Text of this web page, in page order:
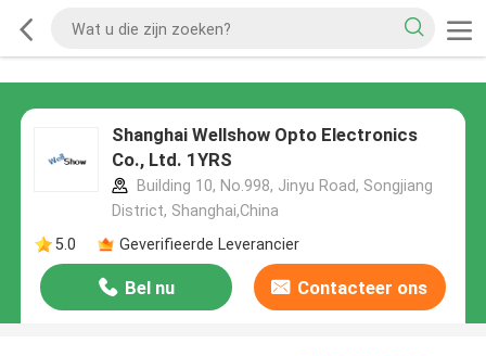
Shanghai Wellshow Opto Electronics
Co., Ltd. 1YRS
Building 10, No.998, Jinyu Road, Songjiang
District, Shanghai,China
5.0
Geverifieerde Leverancier
Bel nu Contacteer ons